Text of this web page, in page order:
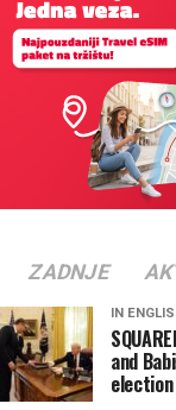
ZADNJE
IN
and
election